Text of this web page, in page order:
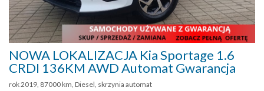
NOWA LOKALIZACJA Kia Sportage 1.6
CRDI 136KM AWD Automat Gwarancja
rok 2019, 87000 km, Diesel, skrzynia automat